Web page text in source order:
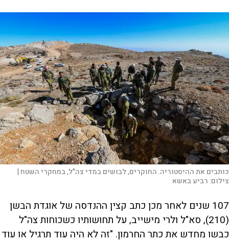
כותבים את ההיסטוריה. החוקרים, לבושים במדי צה"ל, במחקרי השטח |
צילום:רביע באשא
107 שנים לאחר מכן כתב קצין ההנדסה של אוגדת הבשן
(210), סא"ל ולרי מישייב, על תחושותיו כשכוחות צה"ל
כבשו מחדש את כתר החרמון. "זה לא היה עוד תרגיל או עוד